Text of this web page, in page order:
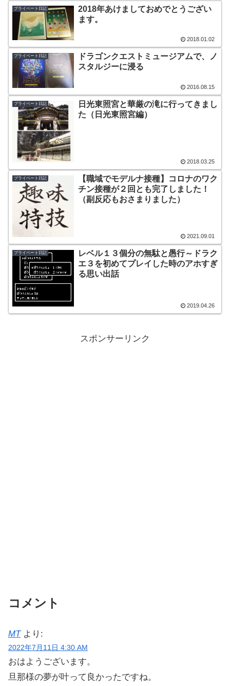
プライベート日記
2018年あけましておめでとうござい
ます。
2018.01.02
プライベート日記
ドラゴンクエストミュージアムで、ノ
スタルジーに浸る
2016.08.15
プライベート日記
日光東照宮と華厳の滝に行ってきまし
た（日光東照宮編）
2018.03.25
プライベート日記
【職域でモデルナ接種】コロナのワク
チン接種が２回とも完了しました！
（副反応もおさまりました）
2021.09.01
プライベート日記
レベル１３個分の無駄と愚行～ドラク
エ３を初めてプレイした時のアホすぎ
る思い出話
2019.04.26
スポンサーリンク
コメント
MT より:
2022年7月11日 4:30 AM
おはようございます。
旦那様の夢が叶って良かったですね。